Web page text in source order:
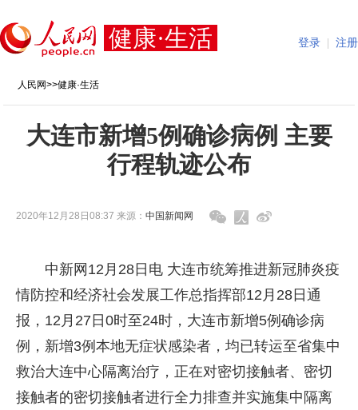
健康·生活 登录 注册
人民网>>健康·生活
大连市新增5例确诊病例 主要
行程轨迹公布
2020年12月28日08:37 来源：中国新闻网
中新网12月28日电 大连市统筹推进新冠肺炎疫
情防控和经济社会发展工作总指挥部12月28日通
报，12月27日0时至24时，大连市新增5例确诊病
例，新增3例本地无症状感染者，均已转运至省集中
救治大连中心隔离治疗，正在对密切接触者、密切
接触者的密切接触者进行全力排查并实施集中隔离